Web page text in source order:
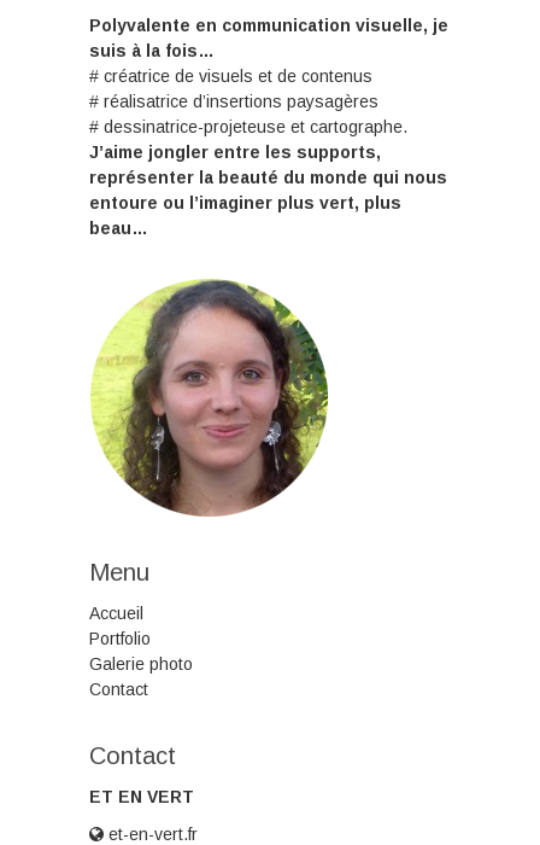
Polyvalente en communication visuelle, je
suis à la fois…
# créatrice de visuels et de contenus
# réalisatrice d’insertions paysagères
# dessinatrice-projeteuse et cartographe.
J’aime jongler entre les supports,
représenter la beauté du monde qui nous
entoure ou l’imaginer plus vert, plus
beau…
Menu
Accueil
Portfolio
Galerie photo
Contact
Contact
ET EN VERT
et-en-vert.fr